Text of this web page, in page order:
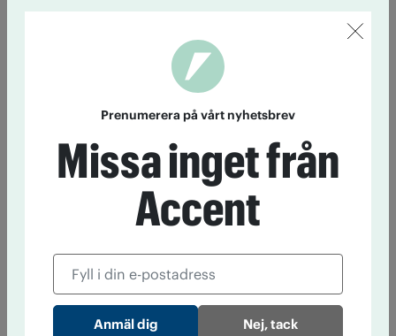
Prenumerera på vårt nyhetsbrev
Missa inget från
Accent
Nej, tack